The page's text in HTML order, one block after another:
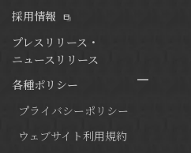
採用情報
プレスリリース・
ニュースリリース
各種ポリシー
プライバシーポリシー
ウェブサイト利用規約